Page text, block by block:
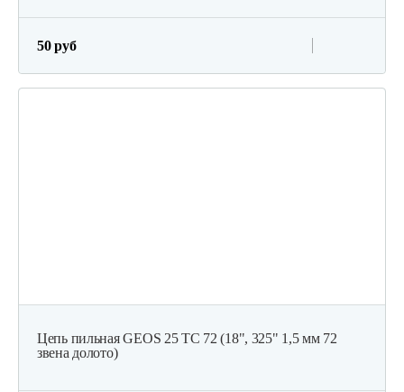
50 руб
Цепь пильная GEOS 25 ТС 72 (18", 325" 1,5 мм 72
звена долото)